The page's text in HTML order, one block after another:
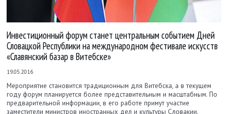
Инвестиционный форум станет центральным событием Дней
Словацкой Республики на международном фестивале искусств
«Славянский базар в Витебске»
19.05.2016
Мероприятие становится традиционным для Витебска, а в текущем
году форум планируется более представительным и масштабным. По
предварительной информации, в его работе примут участие
заместители министров иностранных дел и культуры Словакии.